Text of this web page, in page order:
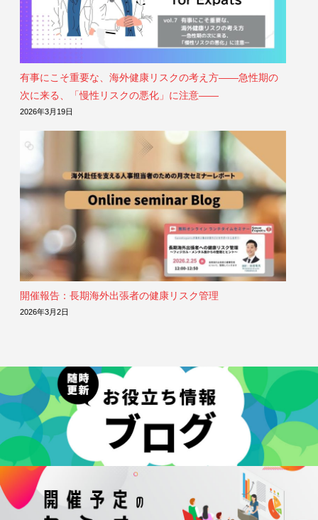
有事にこそ重要な、海外健康リスクの考え方――急性期の
次に来る、「慢性リスクの悪化」に注意――
2026年3月19日
開催報告：長期海外出張者の健康リスク管理
2026年3月2日